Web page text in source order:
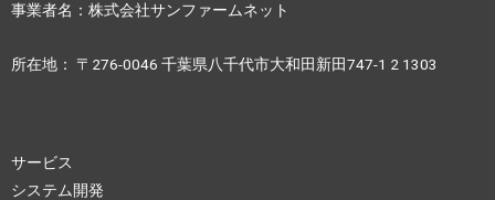
事業者名：株式会社サンファームネット
所在地： 〒276-0046 千葉県八千代市大和田新田747-1 2 1303
サービス
システム開発